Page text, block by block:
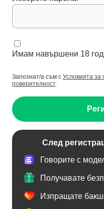
Имам навършени 18
Запознат/а съм с Условията за
поверителност.
След
Говорите с
Получавате
Изпращате